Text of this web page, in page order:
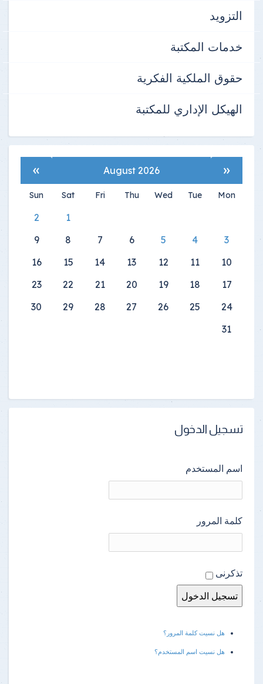
التزويد
خدمات المكتبة
حقوق الملكية الفكرية
الهيكل الإداري للمكتبة
«
August 2026
»
Mon
Tue
Wed
Thu
Fri
Sat
Sun
1
2
3
4
5
6
7
8
9
10
11
12
13
14
15
16
17
18
19
20
21
22
23
24
25
26
27
28
29
30
31
تسجيل الدخول
اسم المستخدم
كلمة المرور
تذكرنى
هل نسيت كلمة المرور؟
هل نسيت اسم المستخدم؟